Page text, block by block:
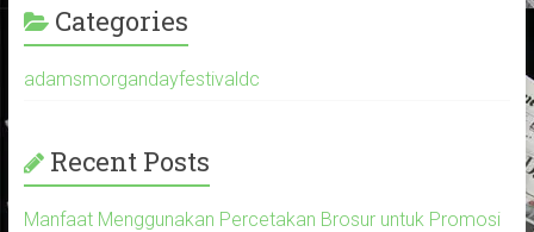
Categories
adamsmorgandayfestivaldc
Recent Posts
Manfaat Menggunakan Percetakan Brosur untuk Promosi